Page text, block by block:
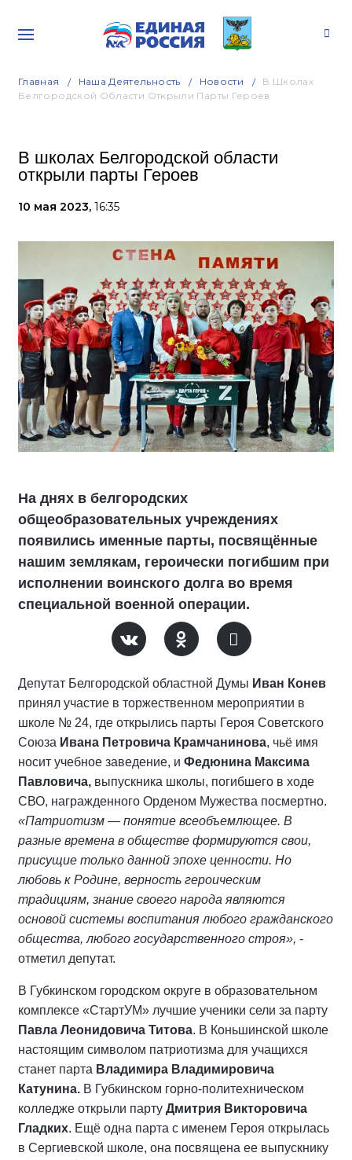
Главная Наша Деятельность Новости
В Школах
Белгородской Области Открыли Парты Героев
В школах Белгородской области
открыли парты Героев
10 мая 2023, 16:35
На днях в белгородских
общеобразовательных учреждениях
появились именные парты, посвящённые
нашим землякам, героически погибшим при
исполнении воинского долга во время
специальной военной операции.
Депутат Белгородской областной Думы Иван Конев
принял участие в торжественном мероприятии в
школе № 24, где открылись парты Героя Советского
Союза Ивана Петровича Крамчанинова, чьё имя
носит учебное заведение, и Федюнина Максима
Павловича, выпускника школы, погибшего в ходе
СВО, награжденного Орденом Мужества посмертно.
«Патриотизм — понятие всеобъемлющее. В
разные времена в обществе формируются свои,
присущие только данной эпохе ценности. Но
любовь к Родине, верность героическим
традициям, знание своего народа являются
основой системы воспитания любого гражданского
общества, любого государственного строя», -
отметил депутат.
В Губкинском городском округе в образовательном
комплексе «СтартУМ» лучшие ученики сели за парту
Павла Леонидовича Титова. В Коньшинской школе
настоящим символом патриотизма для учащихся
станет парта Владимира Владимировича
Катунина. В Губкинском горно-политехническом
колледже открыли парту Дмитрия Викторовича
Гладких. Ещё одна парта с именем Героя открылась
в Сергиевской школе, она посвящена ее выпускнику